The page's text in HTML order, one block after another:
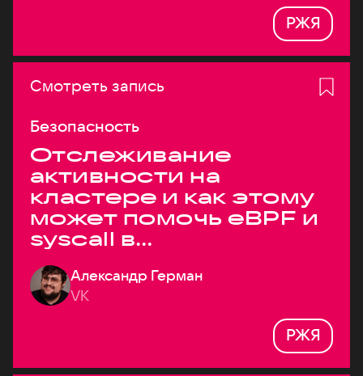
РЖЯ
Смотреть запись
Безопасность
Отслеживание
активности на
кластере и как этому
может помочь eBPF и
syscall в
высоконагруженных
системах
Александр Герман
VK
РЖЯ